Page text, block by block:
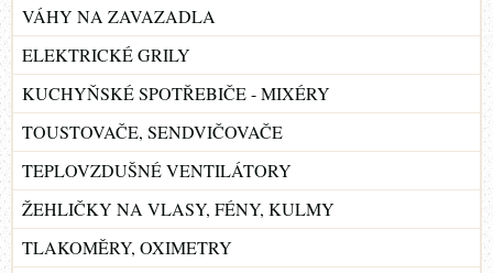
VÁHY NA ZAVAZADLA
ELEKTRICKÉ GRILY
KUCHYŇSKÉ SPOTŘEBIČE - MIXÉRY
TOUSTOVAČE, SENDVIČOVAČE
TEPLOVZDUŠNÉ VENTILÁTORY
ŽEHLIČKY NA VLASY, FÉNY, KULMY
TLAKOMĚRY, OXIMETRY